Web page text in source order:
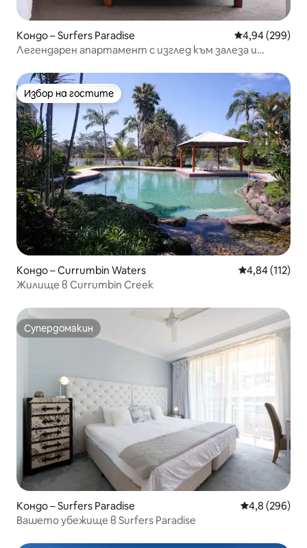
Кондо – Surfers Paradise Средна
4,94 (299)
Легендарен апартамент с изглед към залеза и
Избор на гостите
Избор на гостите
Кондо – Currumbin Waters Средна
4,84 (112)
Жилище в Currumbin Creek
Супердомакин
Супердомакин
Кондо – Surfers Paradise Средна
4,8 (296)
Вашето убежище в Surfers Paradise